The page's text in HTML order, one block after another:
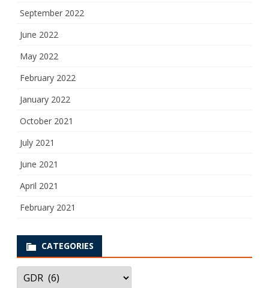
September 2022
June 2022
May 2022
February 2022
January 2022
October 2021
July 2021
June 2021
April 2021
February 2021
CATEGORIES
Categories